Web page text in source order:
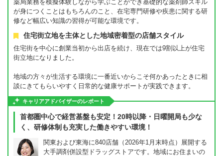
薬局業務を模擬体験しながら学ぶことができ基礎的な薬剤師スキル
が身につくことはもちろんのこと、在宅専門研修や疾患に関する研
修など幅広い知識の習得が可能な環境です。
住宅街立地を主体とした地域密着型の店舗スタイル
住宅街を中心に創業当初から出店を続け、現在では9割以上が住宅
街立地になりました。
地域の方々が生活する環境に一番近いからこそ何かあったときに相
談にきてもらいやすく日常的な健康サポートが実践できます。
キャリアアドバイザーのレポート
首都圏中心で経営基盤も安定！20時以降・日曜開局も少な
く、研修体制も充実した働きやすい環境！
関東および東海に840店舗（2026年1月末時点）展開する
大手調剤併設型ドラッグストアです。地域にお住まいの